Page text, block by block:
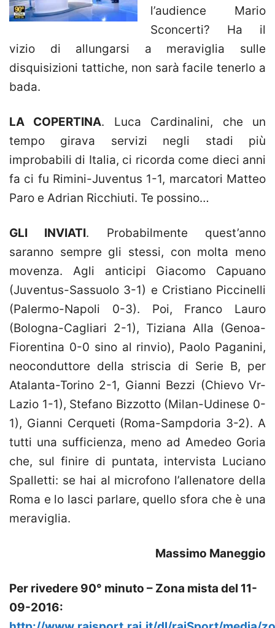
l’audience Mario
Sconcerti? Ha il
vizio di allungarsi a meraviglia sulle
disquisizioni tattiche, non sarà facile tenerlo a
bada.
LA COPERTINA. Luca Cardinalini, che un
tempo girava servizi negli stadi più
improbabili di Italia, ci ricorda come dieci anni
fa ci fu Rimini-Juventus 1-1, marcatori Matteo
Paro e Adrian Ricchiuti. Te possino…
GLI INVIATI. Probabilmente quest’anno
saranno sempre gli stessi, con molta meno
movenza. Agli anticipi Giacomo Capuano
(Juventus-Sassuolo 3-1) e Cristiano Piccinelli
(Palermo-Napoli 0-3). Poi, Franco Lauro
(Bologna-Cagliari 2-1), Tiziana Alla (Genoa-
Fiorentina 0-0 sino al rinvio), Paolo Paganini,
neoconduttore della striscia di Serie B, per
Atalanta-Torino 2-1, Gianni Bezzi (Chievo Vr-
Lazio 1-1), Stefano Bizzotto (Milan-Udinese 0-
1), Gianni Cerqueti (Roma-Sampdoria 3-2). A
tutti una sufficienza, meno ad Amedeo Goria
che, sul finire di puntata, intervista Luciano
Spalletti: se hai al microfono l’allenatore della
Roma e lo lasci parlare, quello sfora che è una
meraviglia.
Massimo Maneggio
Per rivedere 90° minuto – Zona mista del 11-
09-2016: